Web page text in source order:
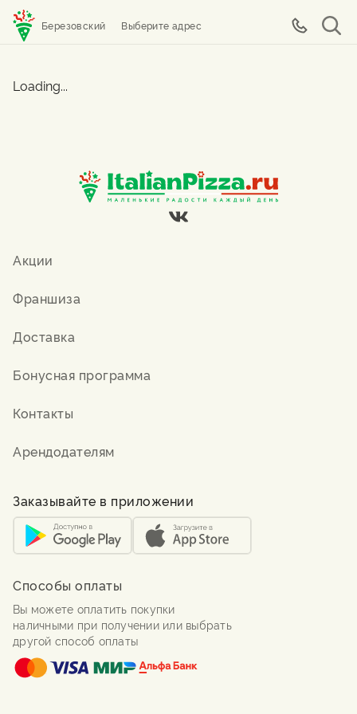
Березовский Выберите адрес
Loading...
Акции
Франшиза
Доставка
Бонусная программа
Контакты
Арендодателям
Заказывайте в приложении
Способы оплаты
Вы можете оплатить покупки
наличными при получении или выбрать
другой способ оплаты